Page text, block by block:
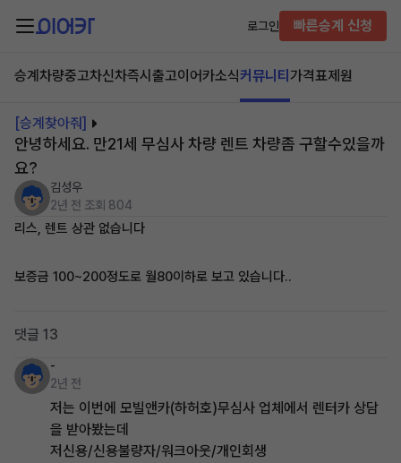
로그인 빠른승계 신청
승계차량중고차신차즉시출고이어카소식커뮤니티 가격표제원
[승계찾아줘]
안녕하세요. 만21세 무심사 차량 렌트 차량좀 구할수있을까
요?
김성우
2년 전 조회 804
리스, 렌트 상관 없습니다
보증금 100~200정도로 월80이하로 보고 있습니다..
댓글 13
-
2년 전
저는 이번에 모빌앤카(하허호)무심사 업체에서 렌터카 상담
을 받아봤는데
저신용/신용불량자/워크아웃/개인회생